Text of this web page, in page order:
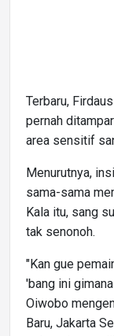
Terbaru,
pernah
area sensitif
Menurutnya,
sama-sama
Kala itu, sang
tak senonoh.
"Kan gue
'bang ini
Oiwobo
Baru, Jakarta